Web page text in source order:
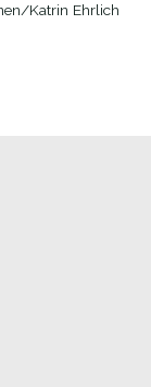
Katrin Ehrlich